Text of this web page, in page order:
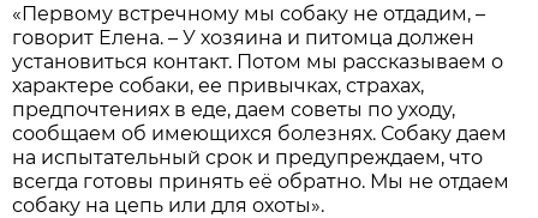
«Первому встречному мы собаку не отдадим, –
говорит Елена. – У хозяина и питомца должен
установиться контакт. Потом мы рассказываем о
характере собаки, ее привычках, страхах,
предпочтениях в еде, даем советы по уходу,
сообщаем об имеющихся болезнях. Собаку даем
на испытательный срок и предупреждаем, что
всегда готовы принять её обратно. Мы не отдаем
собаку на цепь или для охоты».